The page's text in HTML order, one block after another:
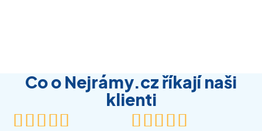
Co o Nejrámy.cz říkají naši
klienti
 